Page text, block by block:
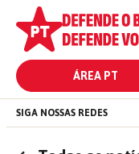
ÁREA PT
SIGA NOSSAS REDES